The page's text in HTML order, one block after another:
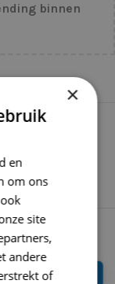
binnen
NL
×
en
om ons
site
andere
of